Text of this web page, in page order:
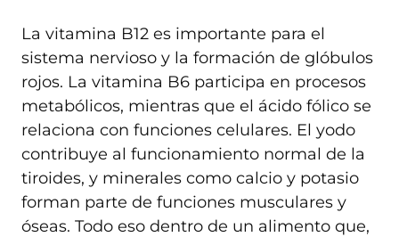
La vitamina B12 es importante para el
sistema nervioso y la formación de glóbulos
rojos. La vitamina B6 participa en procesos
metabólicos, mientras que el ácido fólico se
relaciona con funciones celulares. El yodo
contribuye al funcionamiento normal de la
tiroides, y minerales como calcio y potasio
forman parte de funciones musculares y
óseas. Todo eso dentro de un alimento que,